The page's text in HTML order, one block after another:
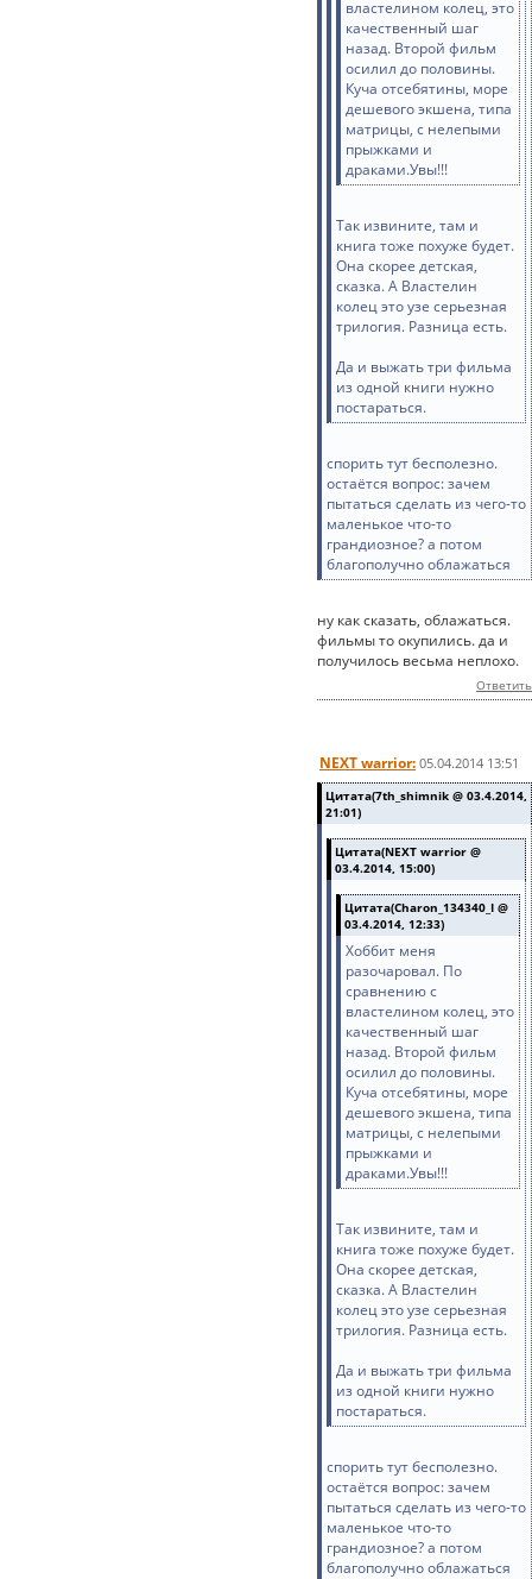
властелином колец, это
качественный шаг
назад. Второй фильм
осилил до половины.
Куча отсебятины, море
дешевого экшена, типа
матрицы, с нелепыми
прыжками и
драками.Увы!!!
Так извините, там и
книга тоже похуже будет.
Она скорее детская,
сказка. А Властелин
колец это узе серьезная
трилогия. Разница есть.
Да и выжать три фильма
из одной книги нужно
постараться.
спорить тут бесполезно.
остаётся вопрос: зачем
пытаться сделать из чего-то
маленькое что-то
грандиозное? а потом
благополучно облажаться
ну как сказать, облажаться.
фильмы то окупились. да и
получилось весьма неплохо.
Ответить
NEXT warrior: 05.04.2014 13:51
Цитата(7th_shimnik @ 03.4.2014,
21:01)
Цитата(NEXT warrior @
03.4.2014, 15:00)
Цитата(Charon_134340_I @
03.4.2014, 12:33)
Хоббит меня
разочаровал. По
сравнению с
властелином колец, это
качественный шаг
назад. Второй фильм
осилил до половины.
Куча отсебятины, море
дешевого экшена, типа
матрицы, с нелепыми
прыжками и
драками.Увы!!!
Так извините, там и
книга тоже похуже будет.
Она скорее детская,
сказка. А Властелин
колец это узе серьезная
трилогия. Разница есть.
Да и выжать три фильма
из одной книги нужно
постараться.
спорить тут бесполезно.
остаётся вопрос: зачем
пытаться сделать из чего-то
маленькое что-то
грандиозное? а потом
благополучно облажаться